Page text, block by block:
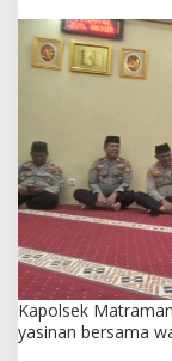
n
l
i
s
Kapolsek
yasinan bersama